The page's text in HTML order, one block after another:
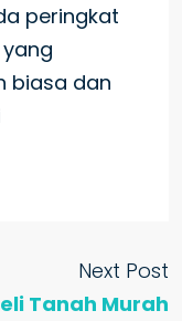
peringkat
biasa dan
Next Post
Tanah Murah